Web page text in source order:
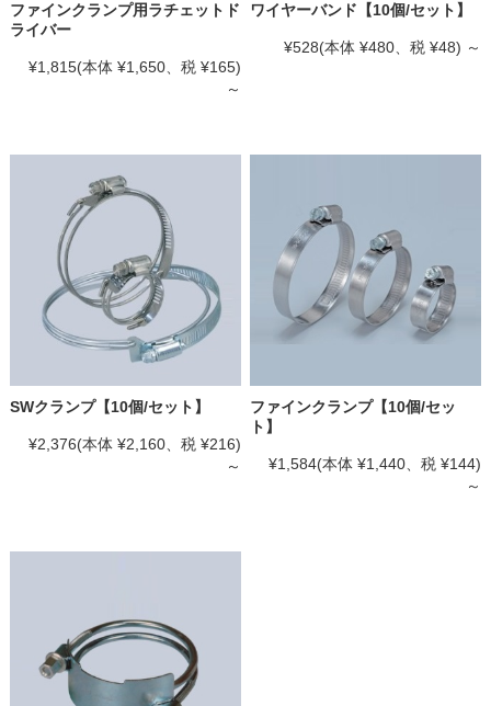
ファインクランプ用ラチェットド
ライバー
¥1,815(本体 ¥1,650、税 ¥165)
～
ワイヤーバンド【10個/セット】
¥528(本体 ¥480、税 ¥48) ～
SWクランプ【10個/セット】
¥2,376(本体 ¥2,160、税 ¥216)
～
ファインクランプ【10個/セッ
ト】
¥1,584(本体 ¥1,440、税 ¥144)
～